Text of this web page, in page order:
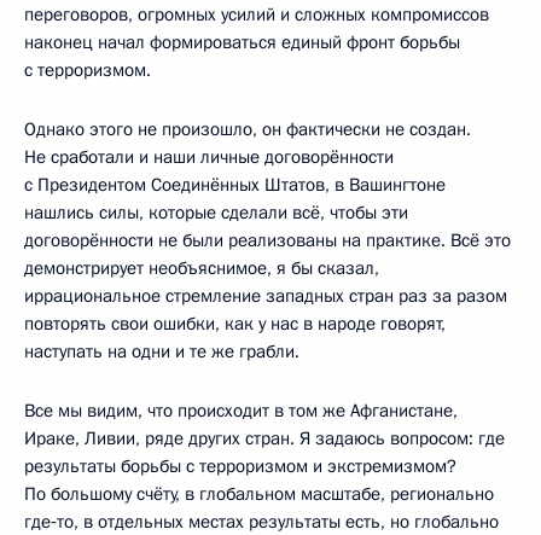
переговоров, огромных усилий и сложных компромиссов
наконец начал формироваться единый фронт борьбы
с терроризмом.
Однако этого не произошло, он фактически не создан.
Не сработали и наши личные договорённости
с Президентом Соединённых Штатов, в Вашингтоне
нашлись силы, которые сделали всё, чтобы эти
договорённости не были реализованы на практике. Всё это
демонстрирует необъяснимое, я бы сказал,
иррациональное стремление западных стран раз за разом
повторять свои ошибки, как у нас в народе говорят,
наступать на одни и те же грабли.
Все мы видим, что происходит в том же Афганистане,
Ираке, Ливии, ряде других стран. Я задаюсь вопросом: где
результаты борьбы с терроризмом и экстремизмом?
По большому счёту, в глобальном масштабе, регионально
где‑то, в отдельных местах результаты есть, но глобально